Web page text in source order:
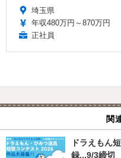
埼玉県
年収480万円～870万円
正社員
関
ドラえもん
録...9/3締切